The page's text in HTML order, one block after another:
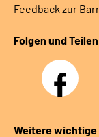
Feedback zur
Folgen und Teilen
Facebook
Weitere